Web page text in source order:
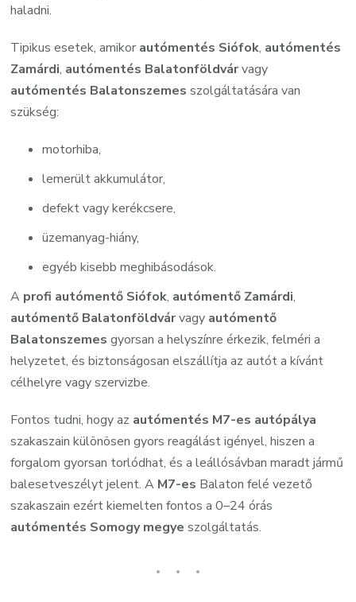
haladni.
Tipikus esetek, amikor autómentés Siófok, autómentés
Zamárdi, autómentés Balatonföldvárvagy
autómentés Balatonszemes szolgáltatására van
szükség:
motorhiba,
lemerült akkumulátor,
defekt vagy kerékcsere,
üzemanyag-hiány,
egyéb kisebb meghibásodások.
A profi autómentő Siófok, autómentő Zamárdi,
autómentő Balatonföldvárvagy autómentő
Balatonszemes gyorsan a helyszínre érkezik, felméri a
helyzetet, és biztonságosan elszállítja az autót a kívánt
célhelyre vagy szervizbe.
Fontos tudni, hogy az autómentés M7-es autópálya
szakaszain különösen gyors reagálást igényel, hiszen a
forgalom gyorsan torlódhat, és a leállósávban maradt jármű
balesetveszélyt jelent. A M7-es Balaton felé vezető
szakaszain ezért kiemelten fontos a 0–24 órás
autómentés Somogy megye szolgáltatás.